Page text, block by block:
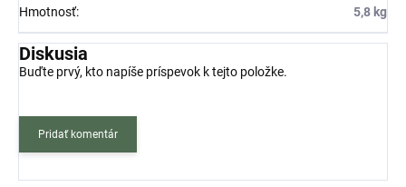
Hmotnosť: 5,8 kg
Diskusia
Buďte prvý, kto napíše príspevok k tejto položke.
Pridať komentár